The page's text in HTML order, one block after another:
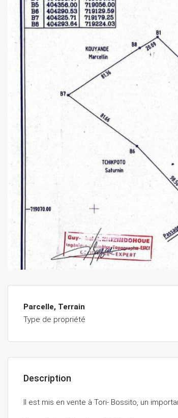
Parcelle, Terrain
Type de propriété
Description
Il est mis en vente à Tori- Bossito, un